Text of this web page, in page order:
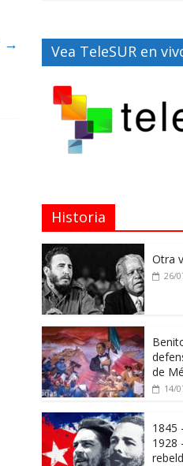
→ Vea TeleSUR en
Historia
Otra
26/
de
14/
1845
1928